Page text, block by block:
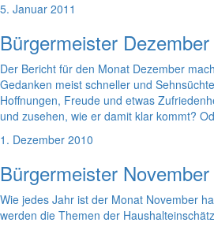
5. Januar 2011
Bürgermeister
Der Bericht für den Monat Dezember
Gedanken meist schneller und
Hoffnungen, Freude und etwas
und zusehen, wie er damit klar kommt?
1. Dezember 2010
Bürgermeister
Wie jedes Jahr ist der Monat November
werden die Themen der